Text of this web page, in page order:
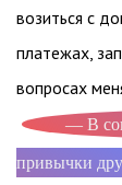
возиться с
платежах,
вопросах
— В
привычки